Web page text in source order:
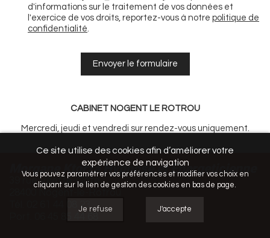
d'informations sur le traitement de vos données et
l'exercice de vos droits, reportez-vous à notre politique de
confidentialité
CABINET NOGENT LE ROTROU
Mercredi, jeudi et vendredi sur rendez-vous uniquement.
Morgane Ktorza Hypnose et Energeticienne
39 rue Villette-Gâté
28400 Nogent-le-Rotrou
02 61 44 08 23
Ce site utilise des cookies afin d’améliorer votre
expérience de navigation
Vous pouvez paramétrer vos préférences et modifier vos choix en
cliquant sur le lien de gestion des cookies en bas de page.
Je refuse J'accepte